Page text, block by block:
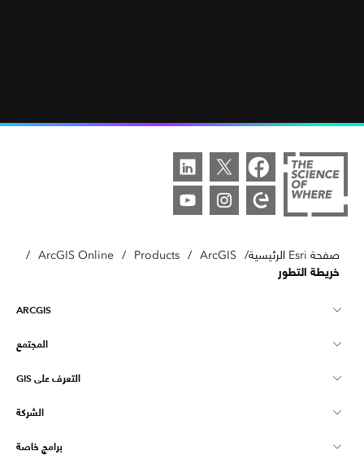
صفحة Esri الرئيسية /
ArcGIS
/
Products
/
ArcGIS Online
/
خريطة التطور
ARCGIS
نظرة عامة على ArcGIS المجتمع
مجتمع Esri التعرف على GIS
ما هي GIS؟ الشركة
نبذة عن Esri برامج خاصة